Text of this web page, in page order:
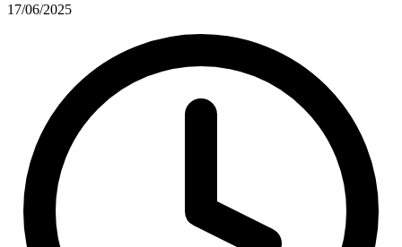
17/06/2025